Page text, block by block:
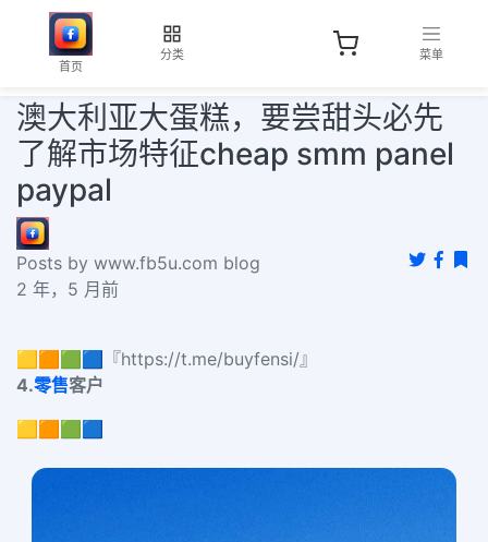
首页
分类 菜单
澳大利亚大蛋糕，要尝甜头必先
了解市场特征cheap smm panel
paypal
Posts by www.fb5u.com blog
2 年，5 月前
🟨🟧🟩🟦『https://t.me/buyfensi/』
4.零售客户
🟨🟧🟩🟦